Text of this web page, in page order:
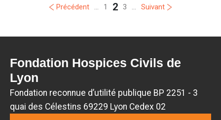
Précédent ... 1 2 3 ... Suivant
Fondation Hospices Civils de
Lyon
Fondation reconnue d’utilité publique BP 2251 - 3
quai des Célestins 69229 Lyon Cedex 02